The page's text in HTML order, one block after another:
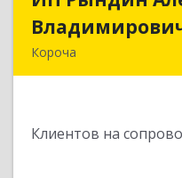
Короча
Клиентов на